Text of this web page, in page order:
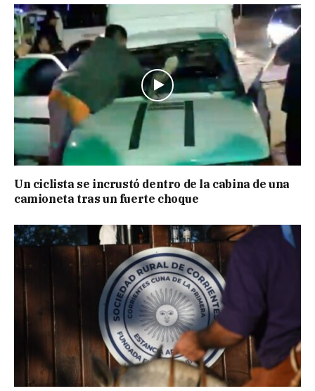
Un ciclista se incrustó dentro de la cabina de una
camioneta tras un fuerte choque